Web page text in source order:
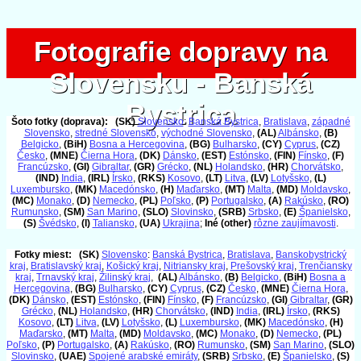
Fotografie dopravy na
Slovensku - Banská
Bystrica
Fotografie dopravy na
Slovensku - Banská
Bystrica
Šoto fotky (doprava): (SK) Slovensko:Banská Bystrica, Bratislava, západné
Slovensko, stredné Slovensko, východné Slovensko, (AL)Albánsko, (B)
Belgicko, (BiH) Bosna a Hercegovina, (BG) Bulharsko, (CY) Cyprus, (CZ)
Česko, (MNE) Čierna Hora, (DK) Dánsko, (EST) Estónsko, (FIN) Fínsko, (F)
Francúzsko, (GI) Gibraltar, (GR) Grécko, (NL) Holandsko, (HR) Chorvátsko,
(IND) India, (IRL) Írsko, (RKS) Kosovo, (LT) Litva, (LV) Lotyšsko, (L)
Luxembursko, (MK) Macedónsko, (H) Maďarsko, (MT) Malta, (MD) Moldavsko,
(MC) Monako, (D) Nemecko, (PL) Poľsko, (P) Portugalsko, (A) Rakúsko, (RO)
Rumunsko, (SM) San Marino, (SLO) Slovinsko, (SRB) Srbsko, (E) Španielsko,
(S) Švédsko, (I) Taliansko, (UA) Ukrajina; Iné (other) rôzne zaujímavosti.
Fotky miest: (SK) Slovensko: Banská Bystrica, Bratislava, Banskobystrický
kraj, Bratislavský kraj, Košický kraj, Nitriansky kraj, Prešovský kraj, Trenčiansky
kraj, Trnavský kraj, Žilinský kraj, (AL)Albánsko, (B) Belgicko, (BiH) Bosna a
Hercegovina, (BG) Bulharsko, (CY) Cyprus, (CZ) Česko, (MNE) Čierna Hora,
(DK) Dánsko, (EST) Estónsko, (FIN) Fínsko, (F) Francúzsko, (GI) Gibraltar, (GR)
Grécko, (NL) Holandsko, (HR) Chorvátsko, (IND) India, (IRL) Írsko, (RKS)
Kosovo, (LT) Litva, (LV) Lotyšsko, (L) Luxembursko, (MK) Macedónsko, (H)
Maďarsko, (MT) Malta, (MD) Moldavsko, (MC) Monako, (D) Nemecko, (PL)
Poľsko, (P) Portugalsko, (A) Rakúsko, (RO) Rumunsko, (SM) San Marino, (SLO)
Slovinsko, (UAE) Spojené arabské emiráty, (SRB) Srbsko, (E) Španielsko, (S)